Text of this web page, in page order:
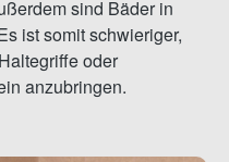
sind Bäder in
ist somit schwieriger,
oder
anzubringen.